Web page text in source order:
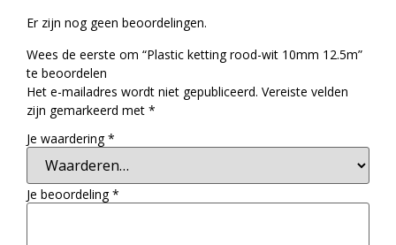
Er zijn nog geen beoordelingen.
Wees de eerste om “Plastic ketting rood-wit 10mm 12.5m”
te beoordelen
Het e-mailadres wordt niet gepubliceerd. Vereiste velden
zijn gemarkeerd met *
Je waardering*
Je beoordeling*